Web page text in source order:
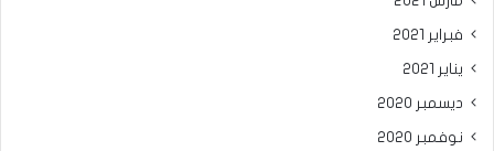
فبراير 2021
يناير 2021
ديسمبر 2020
نوفمبر 2020